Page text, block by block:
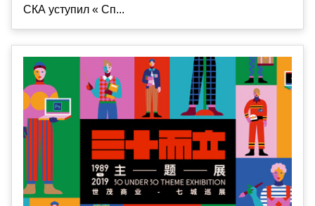
СКА уступил « Сп...